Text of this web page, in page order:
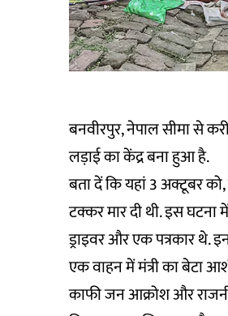
बनवीरपुर, नेपाल सीमा से
लड़ाई का केंद्र बना हुआ है.
बता दें कि यहां 3 अक्टूबर
टक्कर मार दी थी. इस घटना
ड्राइवर और एक पत्रकार थे.
एक वाहन में मंत्री का बेटा
काफी जन आक्रोश और